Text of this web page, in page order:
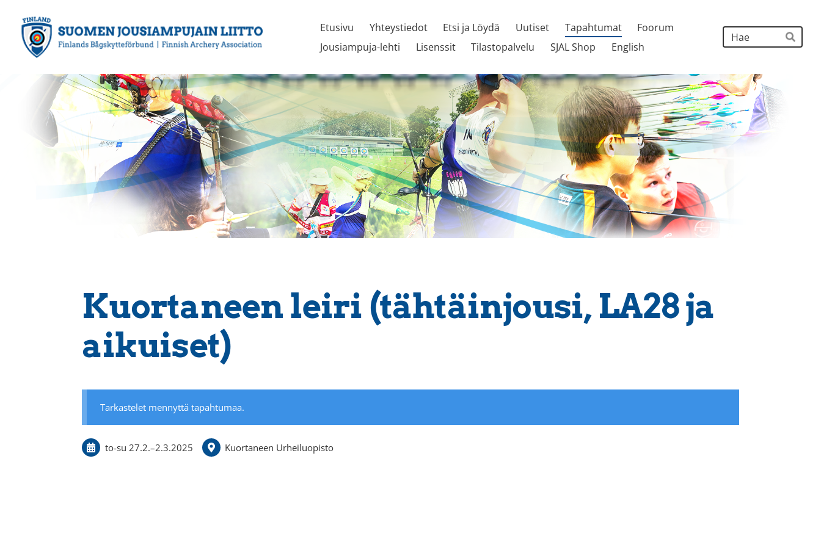
sivun
sisältöön
Suomen Jousiampujain Liitto ry
Etusivu Yhteystiedot Etsi ja Löydä Uutiset Tapahtumat
Foorum
Jousiampuja-lehti
Lisenssit Tilastopalvelu SJAL Shop English Hae
Kuortaneen leiri (tähtäinjousi, LA28 ja
aikuiset)
Tarkastelet mennyttä tapahtumaa.
to-su 27.2.–2.3.2025 Kuortaneen Urheiluopisto